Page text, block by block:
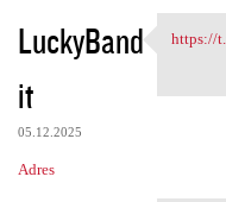
LuckyBand
it
05.12.2025
Adres
https://
https://